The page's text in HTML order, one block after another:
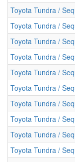
Toyota Tundra /
Toyota Tundra /
Toyota Tundra /
Toyota Tundra /
Toyota Tundra /
Toyota Tundra /
Toyota Tundra /
Toyota Tundra /
Toyota Tundra /
Toyota Tundra /